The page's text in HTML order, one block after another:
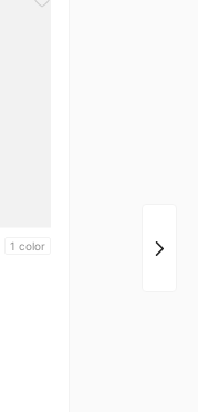
1 color